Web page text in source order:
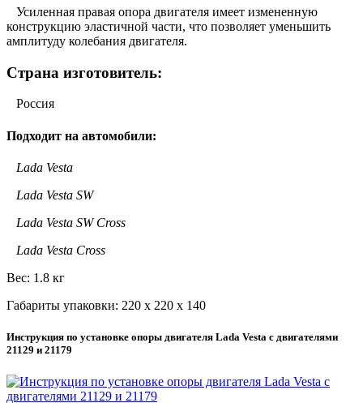
Усиленная правая опора двигателя имеет измененную
конструкцию эластичной части, что позволяет уменьшить
амплитуду колебания двигателя.
Страна изготовитель:
Россия
Подходит на автомобили:
Lada Vesta
Lada Vesta SW
Lada Vesta SW Cross
Lada Vesta Cross
Вес: 1.8 кг
Габариты упаковки: 220 х 220 х 140
Инструкция по установке опоры двигателя Lada Vesta с двигателями
21129 и 21179